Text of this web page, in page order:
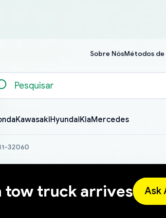
Sobre NósMétodos de
KawasakiHyundaiKiaMercedes
32060
tow truck arrives Ask